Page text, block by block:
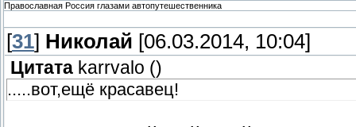
Православная Россия глазами автопутешественника
[31] Николай [06.03.2014, 10:04]
Цитата karrvalo ()
.....вот,ещё красавец!